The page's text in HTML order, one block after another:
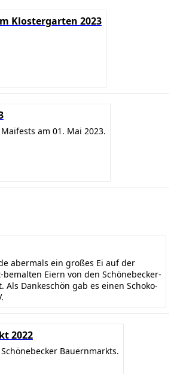
Klostergarten 2023
am 01. Mai 2023.
abermals ein großes Ei auf der
Eiern von den Schönebecker-
Als Dankeschön gab es einen Schoko-
2022
Bauernmarkts.